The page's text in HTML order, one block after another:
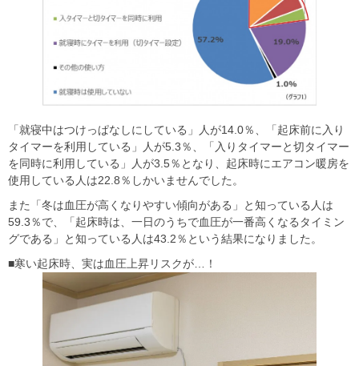
「就寝中はつけっぱなしにしている」人が14.0％、「起床前に入り
タイマーを利用している」人が5.3％、「入りタイマーと切タイマー
を同時に利用している」人が3.5％となり、起床時にエアコン暖房を
使用している人は22.8％しかいませんでした。
また「冬は血圧が高くなりやすい傾向がある」と知っている人は
59.3％で、「起床時は、一日のうちで血圧が一番高くなるタイミン
グである」と知っている人は43.2％という結果になりました。
■寒い起床時、実は血圧上昇リスクが…！